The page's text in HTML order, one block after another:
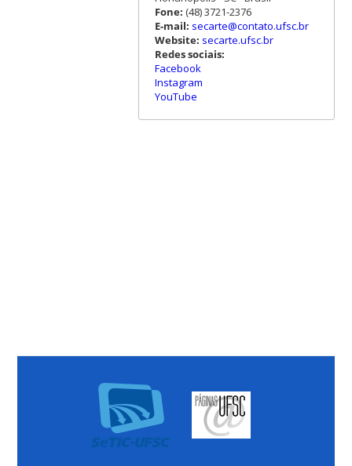
Fone: (48) 3721-2376
E-mail: secarte@contato.ufsc.br
Website: secarte.ufsc.br
Redes sociais:
Facebook
Instagram
YouTube